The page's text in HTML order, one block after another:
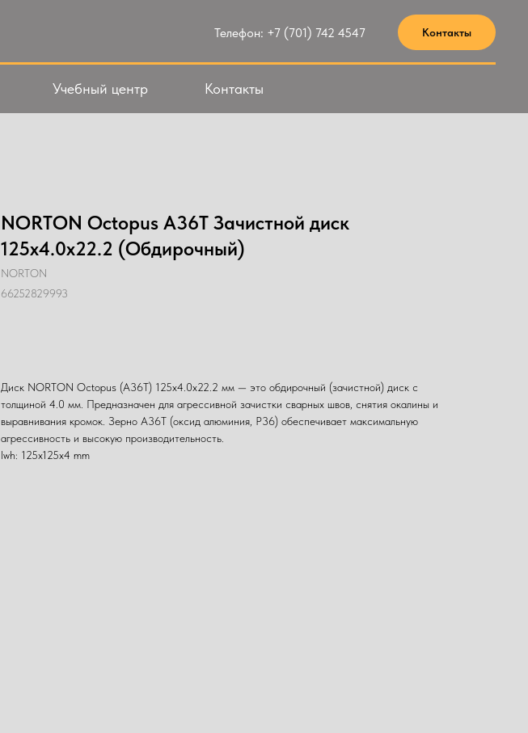
Телефон: +7 (701) 742 4547 Контакты
Учебный центр Контакты
NORTON Octopus A36T Зачистной диск
125x4.0x22.2 (Обдирочный)
NORTON
66252829993
Диск NORTON Octopus (A36T) 125x4.0x22.2 мм — это обдирочный (зачистной) диск с
толщиной 4.0 мм. Предназначен для агрессивной зачистки сварных швов, снятия окалины и
выравнивания кромок. Зерно A36T (оксид алюминия, P36) обеспечивает максимальную
агрессивность и высокую производительность.
lwh: 125x125x4 mm